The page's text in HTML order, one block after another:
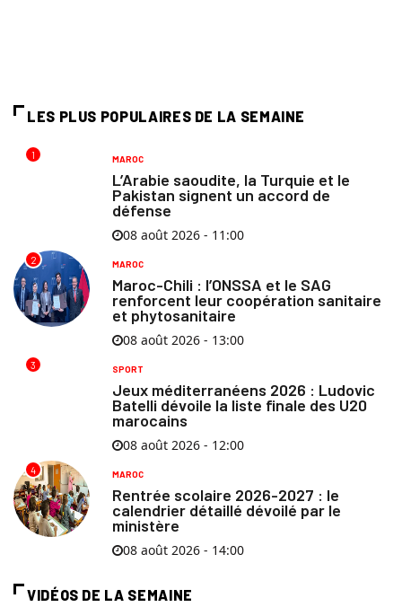
LES PLUS POPULAIRES DE LA SEMAINE
1 MAROC
L’Arabie saoudite, la Turquie et le
Pakistan signent un accord de
défense
08 août 2026 - 11:00
2 MAROC
Maroc-Chili : l’ONSSA et le SAG
renforcent leur coopération sanitaire
et phytosanitaire
08 août 2026 - 13:00
3 SPORT
Jeux méditerranéens 2026 : Ludovic
Batelli dévoile la liste finale des U20
marocains
08 août 2026 - 12:00
4 MAROC
Rentrée scolaire 2026-2027 : le
calendrier détaillé dévoilé par le
ministère
08 août 2026 - 14:00
VIDÉOS DE LA SEMAINE